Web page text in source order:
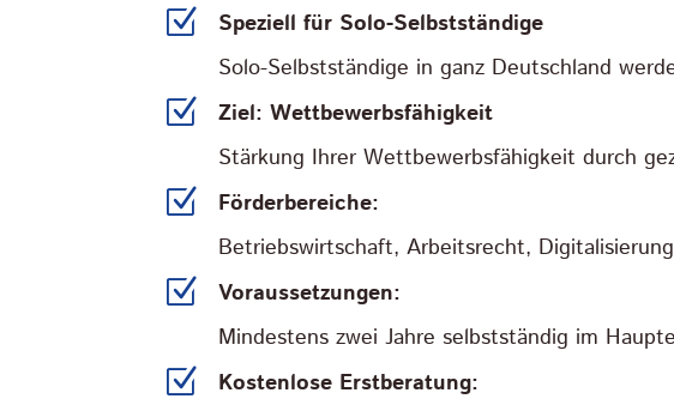
Z
Speziell für Solo-Selbstständige
Solo-Selbstständige in ganz Deutschland
Z
Ziel: Wettbewerbsfähigkeit
Stärkung Ihrer Wettbewerbsfähigkeit durch
Z
Förderbereiche:
Betriebswirtschaft, Arbeitsrecht,
Z
Voraussetzungen:
Mindestens zwei Jahre selbstständig im
Z
Kostenlose Erstberatung: